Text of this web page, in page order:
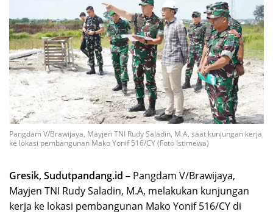
Pangdam V/Brawijaya, Mayjen TNI Rudy Saladin, M.A, saat kunjungan kerja
ke lokasi pembangunan Mako Yonif 516/CY (Foto Istimewa)
Gresik, Sudutpandang.id – Pangdam V/Brawijaya,
Mayjen TNI Rudy Saladin, M.A, melakukan kunjungan
kerja ke lokasi pembangunan Mako Yonif 516/CY di